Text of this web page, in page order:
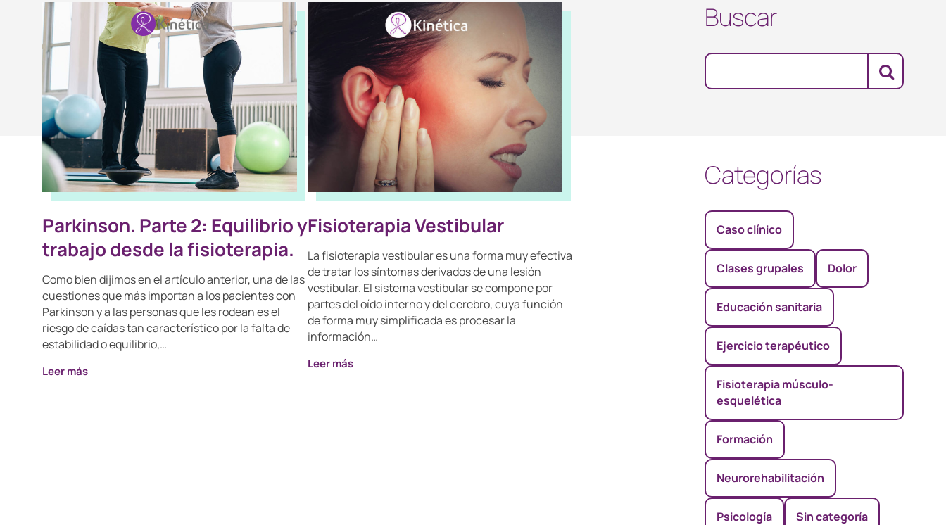
Parkinson. Parte 2: Equilibrio y
trabajo desde la fisioterapia.
Como bien dijimos en el artículo anterior, una de las
cuestiones que más importan a los pacientes con
Parkinson y a las personas que les rodean es el
riesgo de caídas tan característico por la falta de
estabilidad o equilibrio,…
Leer más
Fisioterapia Vestibular
La fisioterapia vestibular es una forma muy efectiva
de tratar los síntomas derivados de una lesión
vestibular. El sistema vestibular se compone por
partes del oído interno y del cerebro, cuya función
de forma muy simplificada es procesar la
información…
Leer más
Buscar
Categorías
Caso clínico
Clases grupales Dolor
Educación sanitaria
Ejercicio terapéutico
Fisioterapia músculo-
esquelética
Formación
Neurorehabilitación
Psicología Sin categoría